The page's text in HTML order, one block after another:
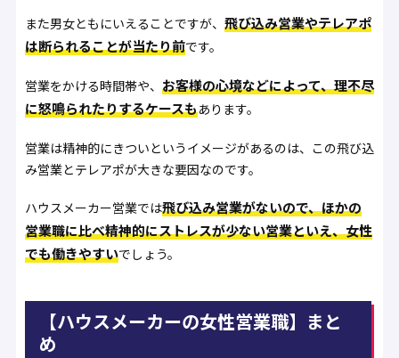
また男女ともにいえることですが、 飛び込み営業やテレアポ
は断られることが当たり前です。
営業をかける時間帯や、 お客様の心境などによって、理不尽
に怒鳴られたりするケースもあります。
営業は精神的にきついというイメージがあるのは、この飛び込
み営業とテレアポが大きな要因なのです。
ハウスメーカー営業では飛び込み営業がないので、ほかの
営業職に比べ精神的にストレスが少ない営業といえ、女性
でも働きやすいでしょう。
【ハウスメーカーの女性営業職】まと
め